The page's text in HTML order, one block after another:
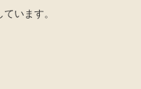
います。